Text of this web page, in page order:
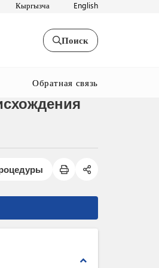
Кыргызча English
Поиск
Обратная связь
expand_less